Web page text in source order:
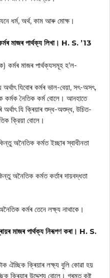
ধর্ম, অর্থ, কাম আৰু মোক্ষ।
মাজৰ পাৰ্থক্য লিখা। H. S. ’13
কৰ্মৰ মাজৰ পাৰ্থক্যসমূহ হ’ল-
যিবোৰ কৰ্মৰ ভাল-বেয়া, সৎ-অসৎ,
কৰ্মক নৈতিক কর্ম বোলে। আনহাতে
যি ক্ৰিয়াৰ শুদ্ধ-অশুদ্ধ, উচিত-
ক্রিয়া বোলে।
অনৈতিক কর্মত ইচ্ছাৰ স্বাধীনতা
অনৈতিক কর্মত কৰ্তাৰ দায়বদ্ধতা
কর্মৰ তেনে লক্ষ্য নাথাকে।
মাজৰ পাৰ্থক্য নিৰূপণ কৰা। H. S.
ঐচ্ছিক ক্ৰিয়াৰ লক্ষ্য বুলি কোৱা হয়
ক্ৰিয়াৰ উদ্দেশ্য বোলে। গৰমত কষ্ট